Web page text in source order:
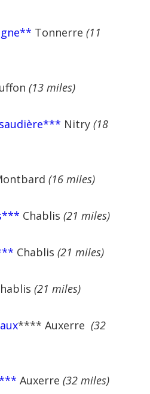
Tonnerre (11
(13 miles)
Nitry (18
(16 miles)
Chablis (21 miles)
Chablis (21 miles)
(21 miles)
**** Auxerre (32
Auxerre (32 miles)